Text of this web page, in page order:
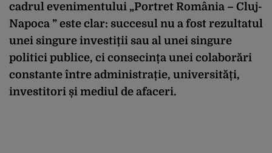
cadrul evenimentului „Portret România – Cluj-
Napoca ” este clar: succesul nu a fost rezultatul
unei singure investiții sau al unei singure
politici publice, ci consecința unei colaborări
constante între administrație, universități,
investitori și mediul de afaceri.